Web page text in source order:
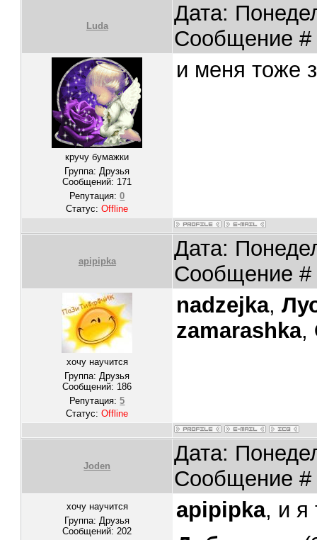
Luda
Дата:
Сообщение
кручу бумажки
Группа: Друзья
Сообщений: 171
Репутация:0
Статус:Offline
и меня тоже
apipipka
Дата:
Сообщение
хочу научится
Группа: Друзья
Сообщений: 186
Репутация:5
Статус:Offline
nadzejka,
zamarashka,
Joden
Дата:
Сообщение
хочу научится
Группа: Друзья
Сообщений:202
apipipka, и я